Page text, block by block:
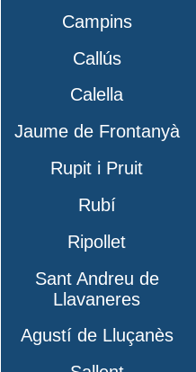
Campins
Callús
Calella
Jaume de Frontanyà
Rupit i Pruit
Rubí
Ripollet
Sant Andreu de
Llavaneres
Agustí de Lluçanès